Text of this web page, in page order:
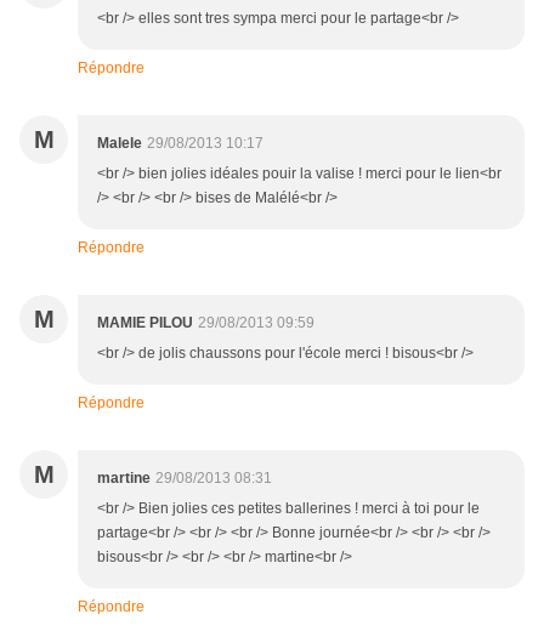
<br /> elles sont tres sympa merci pour le partage<br />
Répondre
M Malele 29/08/2013 10:17
<br /> bien jolies idéales pouir la valise ! merci pour le lien<br
/> <br /> <br /> bises de Malélé<br />
Répondre
M MAMIE PILOU 29/08/2013 09:59
<br /> de jolis chaussons pour l'école merci ! bisous<br />
Répondre
M martine 29/08/2013 08:31
<br /> Bien jolies ces petites ballerines ! merci à toi pour le
partage<br /> <br /> <br /> Bonne journée<br /> <br /> <br />
bisous<br /> <br /> <br /> martine<br />
Répondre